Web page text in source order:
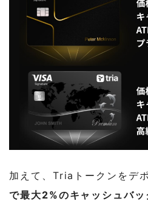
加えて、Triaトークンをデ
で最大2%のキャッシュバ